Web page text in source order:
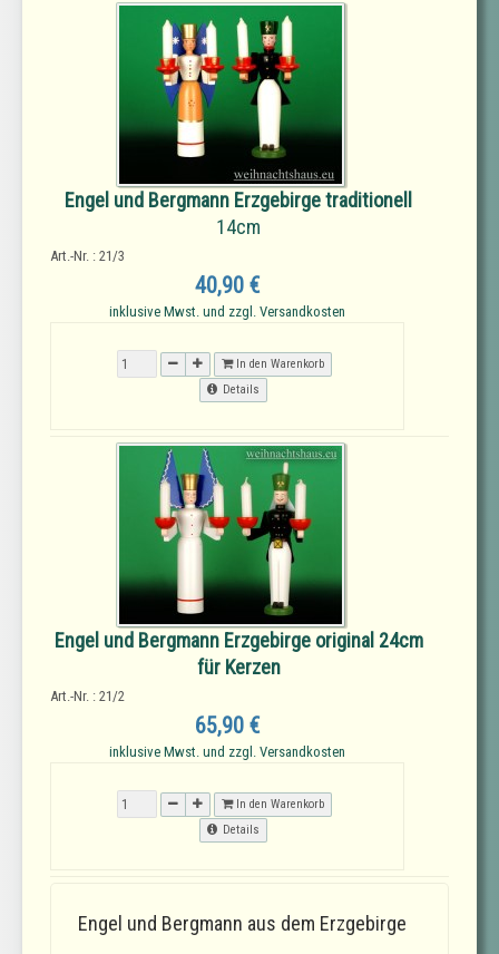
Engel und Bergmann Erzgebirge traditionell
14cm
Art.-Nr. : 21/3
40,90 €
inklusive Mwst. und zzgl. Versandkosten
In den Warenkorb
Details
Engel und Bergmann Erzgebirge original 24cm
für Kerzen
Art.-Nr. : 21/2
65,90 €
inklusive Mwst. und zzgl. Versandkosten
In den Warenkorb
Details
Engel und Bergmann aus dem Erzgebirge